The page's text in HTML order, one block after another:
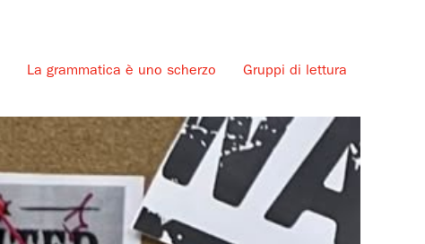
La grammatica è uno scherzo Gruppi di lettura